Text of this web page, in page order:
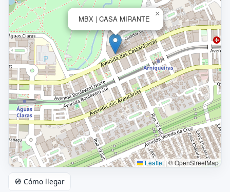
MBX | CASA MIRANTE
×
Leaflet | © OpenStreetMap
🧭 Cómo llegar